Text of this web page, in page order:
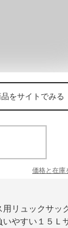
品をサイトでみる
価格と在庫
用リュックサッ
やすい１５Ｌ